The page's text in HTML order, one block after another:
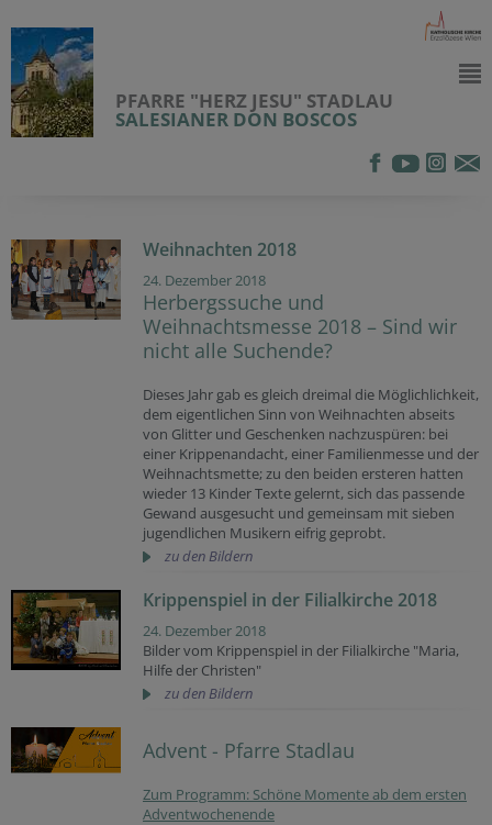
PFARRE "HERZ JESU" STADLAU
SALESIANER DON BOSCOS
Weihnachten 2018
24. Dezember 2018
Herbergssuche und
Weihnachtsmesse 2018 – Sind wir
nicht alle Suchende?
Dieses Jahr gab es gleich dreimal die Möglichlichkeit,
dem eigentlichen Sinn von Weihnachten abseits
von Glitter und Geschenken nachzuspüren: bei
einer Krippenandacht, einer Familienmesse und der
Weihnachtsmette; zu den beiden ersteren hatten
wieder 13 Kinder Texte gelernt, sich das passende
Gewand ausgesucht und gemeinsam mit sieben
jugendlichen Musikern eifrig geprobt.
zu den Bildern
Krippenspiel in der Filialkirche 2018
24. Dezember 2018
Bilder vom Krippenspiel in der Filialkirche "Maria,
Hilfe der Christen"
zu den Bildern
Advent - Pfarre Stadlau
Zum Programm: Schöne Momente ab dem ersten
Adventwochenende